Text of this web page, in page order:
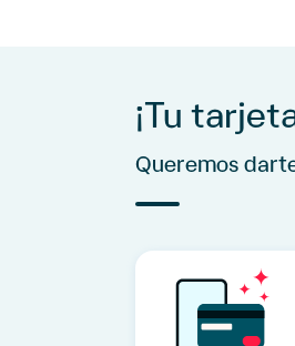
¡Tu
Queremos